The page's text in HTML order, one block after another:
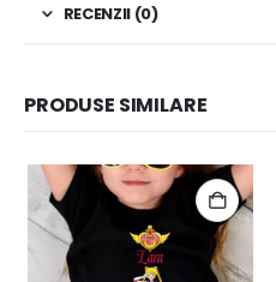
RECENZII (0)
PRODUSE SIMILARE